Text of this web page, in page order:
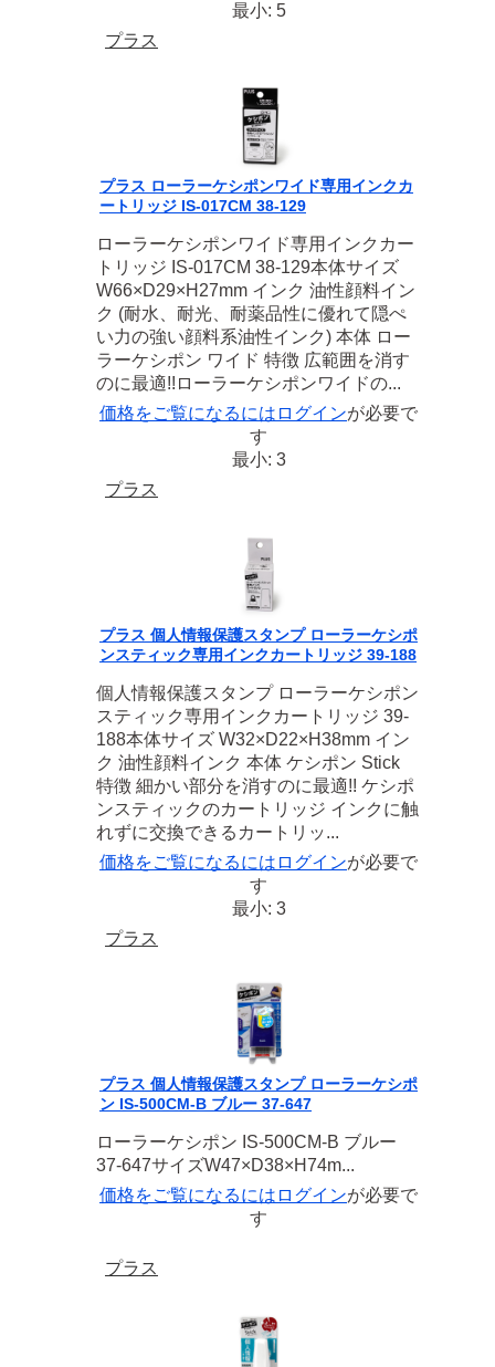
最小: 5
プラス
プラス ローラーケシポンワイド専用インクカ
ートリッジ IS-017CM 38-129
ローラーケシポンワイド専用インクカー
トリッジ IS-017CM 38-129本体サイズ
W66×D29×H27mm インク 油性顔料イン
ク (耐水、耐光、耐薬品性に優れて隠ぺ
い力の強い顔料系油性インク) 本体 ロー
ラーケシポン ワイド 特徴 広範囲を消す
のに最適!!ローラーケシポンワイドの...
価格をご覧になるには ログインが必要で
す
最小: 3
プラス
プラス 個人情報保護スタンプ ローラーケシポ
ンスティック専用インクカートリッジ 39-188
個人情報保護スタンプ ローラーケシポン
スティック専用インクカートリッジ 39-
188本体サイズ W32×D22×H38mm イン
ク 油性顔料インク 本体 ケシポン Stick
特徴 細かい部分を消すのに最適!! ケシポ
ンスティックのカートリッジ インクに触
れずに交換できるカートリッ...
価格をご覧になるには ログインが必要で
す
最小: 3
プラス
プラス 個人情報保護スタンプ ローラーケシポ
ン IS-500CM-B ブルー 37-647
ローラーケシポン IS-500CM-B ブルー
37-647サイズW47×D38×H74m...
価格をご覧になるには ログインが必要で
す
プラス